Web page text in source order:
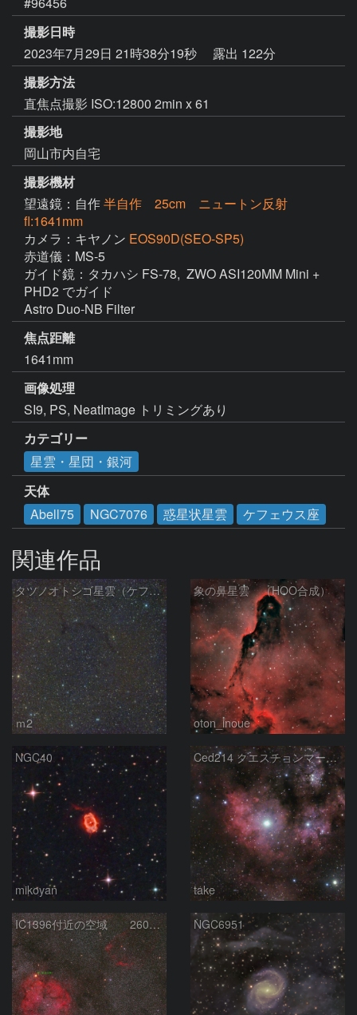
撮影日時
2023年7月29日 21時38分19秒
露出 122分
撮影方法
直焦点撮影 ISO:12800 2min x 61
撮影地
岡山市内自宅
撮影機材
望遠鏡：自作半自作 25cm ニュートン反射
fl:1641mm
カメラ：キヤノン EOS90D(SEO-SP5)
赤道儀：MS-5
ガイド鏡：タカハシ FS-78,  ZWO ASI120MM Mini +
PHD2 でガイド
焦点距離
1641mm
画像処理
カテゴリー
星雲・星団・銀河
天体
Abell75
NGC7076 惑星状星雲 ケフェウス座
関連作品
タツノオトシゴ星雲（ケフェウス座）
ｍ2
象の鼻星雲 （HOO合成）
oton_inoue
NGC40
mikoyan
Ced214 クエスチョンマーク星雲の“心臓部”
take
IC1396付近の空域 260720 NGC6951